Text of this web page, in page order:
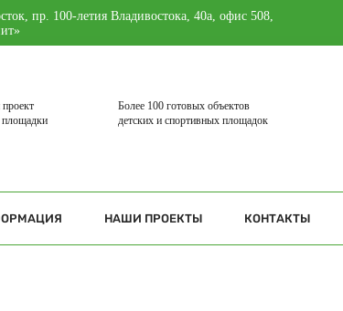
пр. 100-летия Владивостока, 40а, офис 508,
Более 100 готовых объектов
детских и спортивных площадок
НАШИ ПРОЕКТЫ КОНТАКТЫ